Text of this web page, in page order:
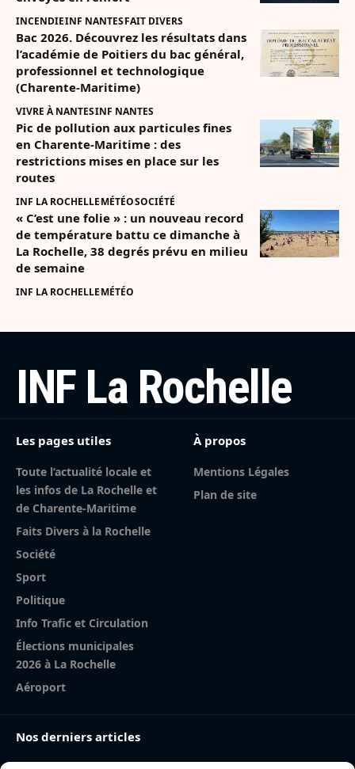
INCENDIEINF NANTESFAIT DIVERS
Bac 2026. Découvrez les résultats dans
l’académie de Poitiers du bac général,
professionnel et technologique
(Charente-Maritime)
VIVRE À NANTESINF NANTES
Pic de pollution aux particules fines
en Charente-Maritime : des
restrictions mises en place sur les
routes
INF LA ROCHELLEMÉTÉOSOCIÉTÉ
« C’est une folie » : un nouveau record
de température battu ce dimanche à
La Rochelle, 38 degrés prévu en milieu
de semaine
INF LA ROCHELLEMÉTÉO
INF La Rochelle
Les pages utiles
Toute l’actualité locale et
les infos de La Rochelle et
de Charente-Maritime
Faits Divers à la Rochelle
Société
Sport
Politique
Info Trafic et Circulation
Élections municipales
2026 à La Rochelle
Aéroport
À propos
Mentions Légales
Plan de site
Nos derniers articles